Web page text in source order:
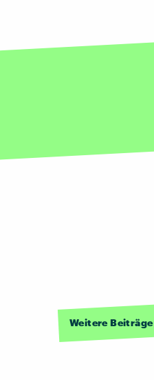
Weitere Beiträge